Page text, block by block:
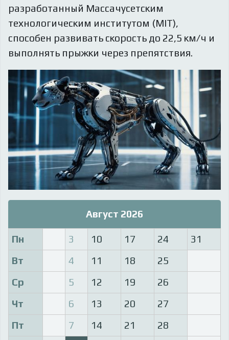
разработанный Массачусетским
технологическим институтом (MIT),
способен развивать скорость до 22,5 км/ч и
выполнять прыжки через препятствия.
Август 2026
Пн 3 10 17 24
31
Вт
4 11 18
25
Ср
5 12 19
26
Чт
6 13 20
27
Пт
7 14 21
28